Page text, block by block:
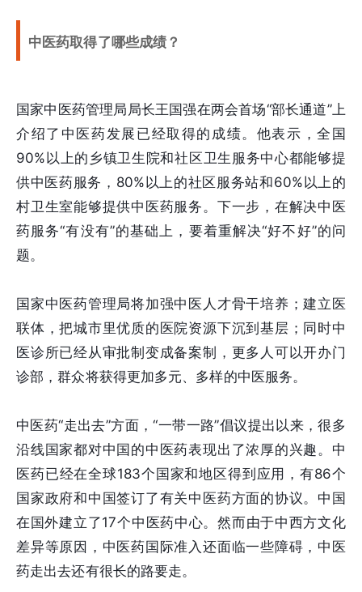
中医药取得了哪些成绩？
国家中医药管理局局长王国强在两会首场“部长通道”上
介绍了中医药发展已经取得的成绩。他表示，全国
90%以上的乡镇卫生院和社区卫生服务中心都能够提
供中医药服务，80%以上的社区服务站和60%以上的
村卫生室能够提供中医药服务。下一步，在解决中医
药服务“有没有”的基础上，要着重解决“好不好”的问
题。
国家中医药管理局将加强中医人才骨干培养；建立医
联体，把城市里优质的医院资源下沉到基层；同时中
医诊所已经从审批制变成备案制，更多人可以开办门
诊部，群众将获得更加多元、多样的中医服务。
中医药“走出去”方面，“一带一路”倡议提出以来，很多
沿线国家都对中国的中医药表现出了浓厚的兴趣。中
医药已经在全球183个国家和地区得到应用，有86个
国家政府和中国签订了有关中医药方面的协议。中国
在国外建立了17个中医药中心。然而由于中西方文化
差异等原因，中医药国际准入还面临一些障碍，中医
药走出去还有很长的路要走。